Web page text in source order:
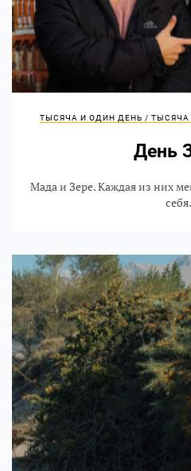
ТЫСЯЧА И ОДИН ДЕНЬ / ТЫСЯЧА
День
Мада и Зере. Каждая из них
себя.